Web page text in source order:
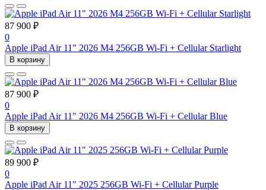
87 900 ₽
0
Apple iPad Air 11" 2026 M4 256GB Wi-Fi + Cellular Starlight
В корзину
87 900 ₽
0
Apple iPad Air 11" 2026 M4 256GB Wi-Fi + Cellular Blue
В корзину
89 900 ₽
0
Apple iPad Air 11" 2025 256GB Wi-Fi + Cellular Purple